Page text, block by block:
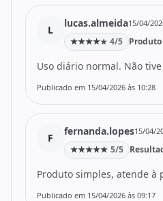
L
lucas.almeida15/04/
★★★★★ 4/5
Uso diário normal. Não
Publicado em 15/04/2026 às 10:28
F
fernanda.lopes15/04/
★★★★★ 5/5
Produto simples, atende à
Publicado em 15/04/2026 às 09:17